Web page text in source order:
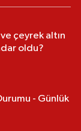
çeyrek altın
oldu?
- Günlük